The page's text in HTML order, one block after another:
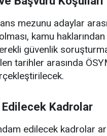
mezunu adaylar
kamu
güvenlik
tarihler arasında
Kadrolar
edilecek kadrolar